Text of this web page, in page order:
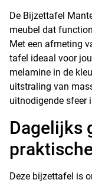
De Bijzettafel
meubel dat
Met een afmeting
tafel ideaal voor
melamine in de
uitstraling van
uitnodigende sfeer
Dagelijks
Deze bijzettafel is